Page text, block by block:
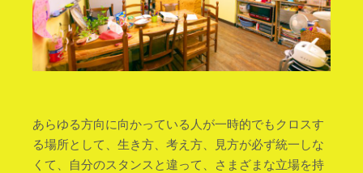
あらゆる方向に向かっている人が一時的でもクロスす
る場所として、生き方、考え方、見方が必ず統一しな
くて、自分のスタンスと違って、さまざまな立場を持